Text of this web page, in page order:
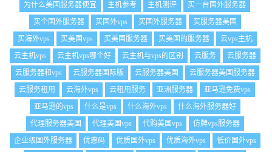
为什么美国服务器便宜
主机参考 主机测评
买一台国外服务器
买个国外服务器
买国外vps 买国外服务器
买服务器美国
买海外vps
买美国vps 买美国服务器 买美国的服务器
云vps主机
云主机vps
云主机vps哪个好 云主机与vps的区别 云服务
云服务器
云服务器和vps
云服务器国际版 云服务器美国
云服务器美国服务器
云服务租用
云海外vps 云租用服务 亚洲服务器
亚马逊免费vps
亚马逊的vps
什么是vps 什么海外vps
什么海外服务器好
代理服务器美国
代理美国vps 代购美国vps
仿牌vps服务器
企业级国外服务器
优惠码 优质国外vps 优质海外vps
低价国外vps